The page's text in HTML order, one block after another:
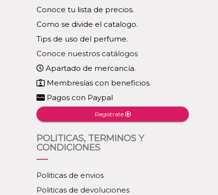
Conoce tu lista de precios.
Como se divide el catalogo.
Tips de uso del perfume.
Conoce nuestros catálogos
Apartado de mercancía.
Membresías con beneficios.
Pagos con Paypal
Registrate
POLITICAS, TERMINOS Y
CONDICIONES
Politicas de envios
Politicas de devoluciones